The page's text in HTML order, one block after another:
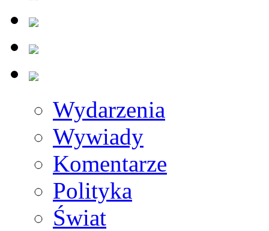
Wydarzenia
Wywiady
Komentarze
Polityka
Świat